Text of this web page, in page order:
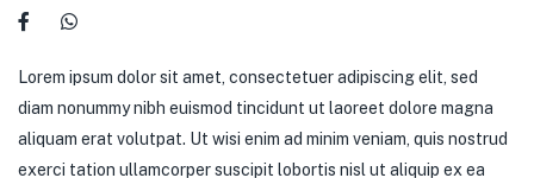
Lorem ipsum dolor sit amet, consectetuer adipiscing elit, sed
diam nonummy nibh euismod tincidunt ut laoreet dolore magna
aliquam erat volutpat. Ut wisi enim ad minim veniam, quis nostrud
exerci tation ullamcorper suscipit lobortis nisl ut aliquip ex ea